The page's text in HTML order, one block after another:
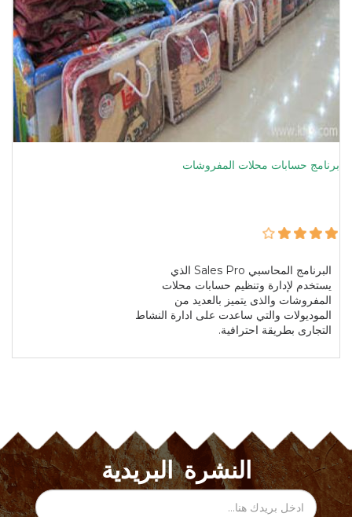
برنامج حسابات محلات المفروشات
البرنامج المحاسبي Sales Pro الذي
يستخدم لإدارة وتنظيم حسابات محلات
المفروشات والذى يتميز بالعديد من
الموديولات والتي ساعدت على ادارة النشاط
التجارى بطريقة احترافية.
النشرة البريدية